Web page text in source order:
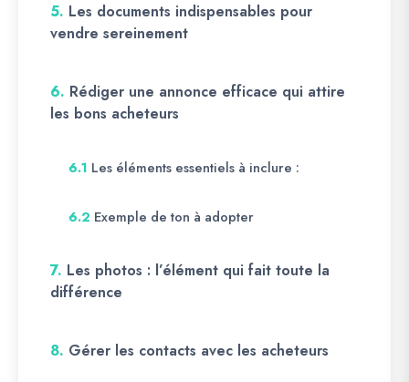
5. Les documents indispensables pour
vendre sereinement
6. Rédiger une annonce efficace qui attire
les bons acheteurs
6.1 Les éléments essentiels à inclure :
6.2 Exemple de ton à adopter
7. Les photos : l’élément qui fait toute la
différence
8. Gérer les contacts avec les acheteurs